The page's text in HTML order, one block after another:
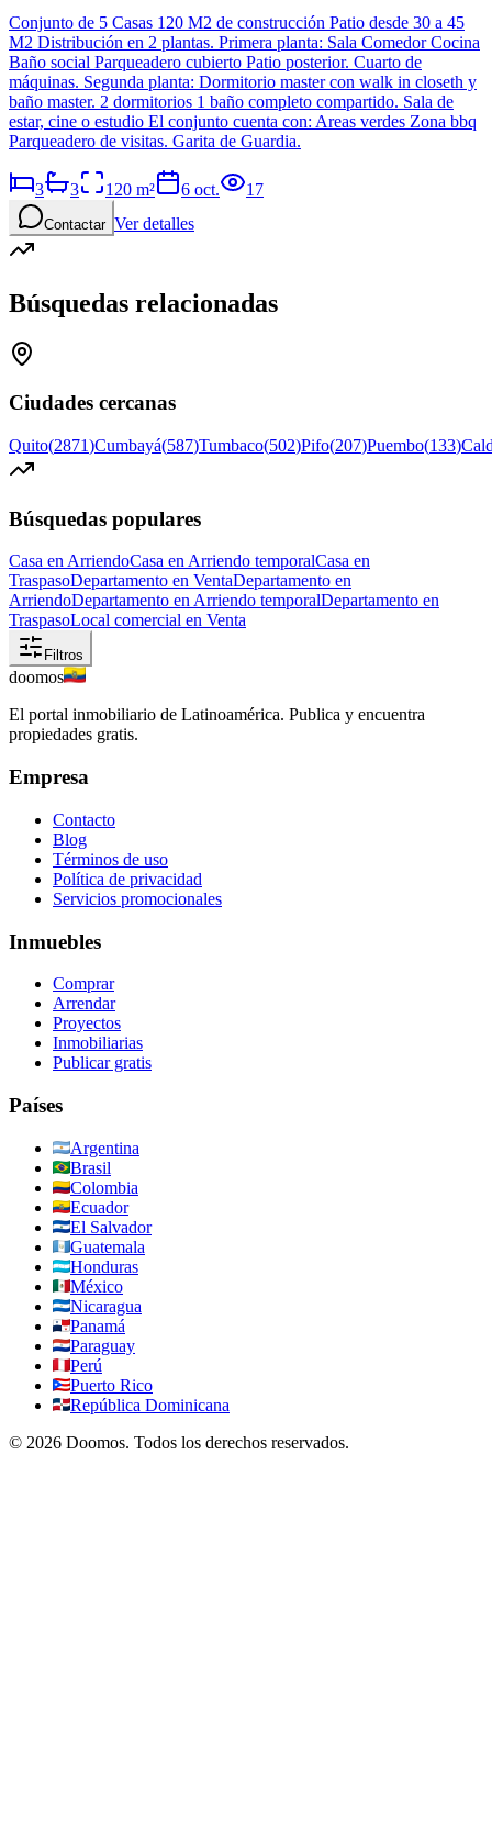
Conjunto de 5 Casas 120 M2 de construcción Patio desde 30 a 45
M2 Distribución en 2 plantas. Primera planta: Sala Comedor Cocina
Baño social Parqueadero cubierto Patio posterior. Cuarto de
máquinas. Segunda planta: Dormitorio master con walk in closeth y
baño master. 2 dormitorios 1 baño completo compartido. Sala de
estar, cine o estudio El conjunto cuenta con: Areas verdes Zona bbq
Parqueadero de visitas. Garita de Guardia.
3 3 120 m² 6 oct. 17
Contactar Ver detalles
Búsquedas relacionadas
Ciudades cercanas
Quito(2871)Cumbayá(587)Tumbaco(502)Pifo(207)Puembo(133)
Búsquedas populares
Casa en ArriendoCasa en Arriendo temporalCasa en
TraspasoDepartamento en VentaDepartamento en
ArriendoDepartamento en Arriendo temporalDepartamento en
TraspasoLocal comercial en Venta
Filtros
doomos
El portal inmobiliario de Latinoamérica. Publica y encuentra
propiedades gratis.
Empresa
Contacto
Blog
Términos de uso
Política de privacidad
Servicios promocionales
Inmuebles
Comprar
Arrendar
Proyectos
Inmobiliarias
Publicar gratis
Países
Argentina
Brasil
Colombia
Ecuador
El Salvador
Guatemala
Honduras
México
Nicaragua
Panamá
Paraguay
Perú
Puerto Rico
República Dominicana
© 2026 Doomos. Todos los derechos reservados.